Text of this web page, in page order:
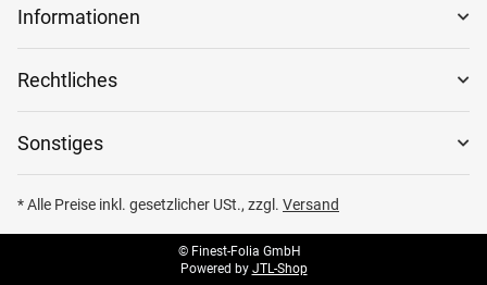
Informationen
Rechtliches
Sonstiges
* Alle Preise inkl. gesetzlicher USt., zzgl. Versand
© Finest-Folia GmbH
Powered by JTL-Shop